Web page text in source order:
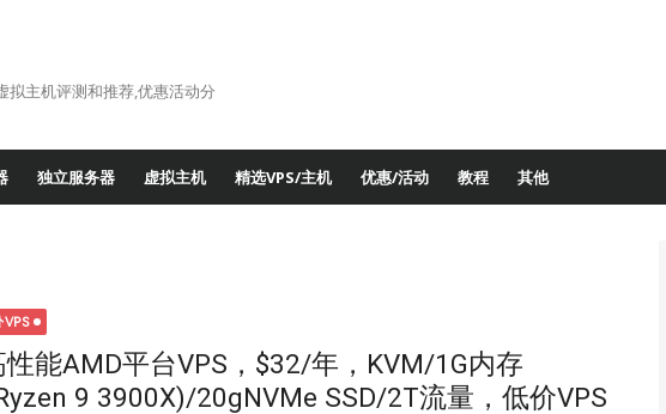
拟主机评测和推荐,优惠活动分
独立服务器 虚拟主机 精选VPS/主机 优惠/活动 教程 其他
VPS
能AMD平台VPS，$32/年，KVM/1G内存
9 3900X)/20gNVMe SSD/2T流量，低价VPS